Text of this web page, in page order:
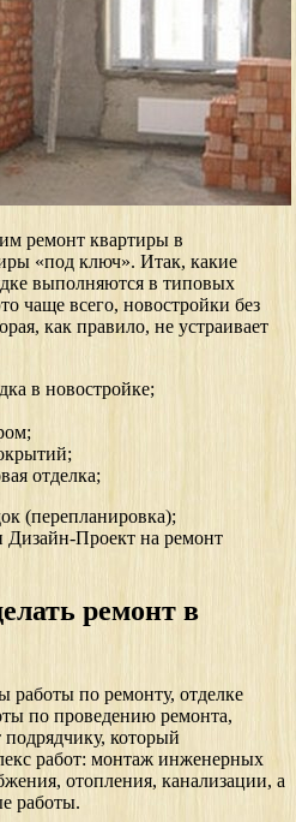
ремонт квартиры в
«под ключ». Итак, какие
выполняются в типовых
чаще всего, новостройки без
как правило, не устраивает
в новостройке;
отделка;
(перепланировка);
Дизайн-Проект на ремонт
ремонт в
по ремонту, отделке
по проведению ремонта,
который
работ: монтаж инженерных
отопления, канализации, а
работы.